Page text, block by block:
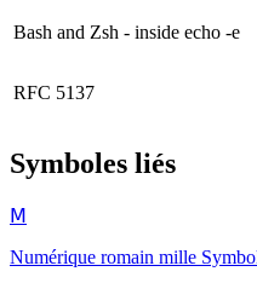
Bash and Zsh - inside echo -e
RFC 5137
Symboles liés
Ⅿ
Numérique romain mille